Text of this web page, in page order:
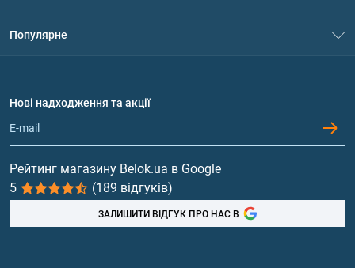
Політика конфіденційності
Обмін та повернення
Популярне
Протеїн
Гейнери
Вітаміни та мінерали
Риб'ячий жир, жирні кислоти
Нові надходження та акції
Рейтинг магазину Belok.ua в Google
5
(189 відгуків)
ЗАЛИШИТИ ВІДГУК ПРО НАС В